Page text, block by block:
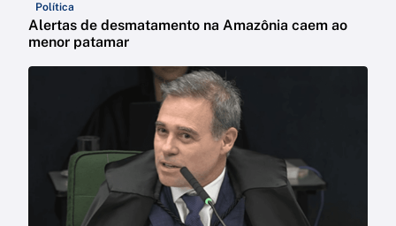
Política
Alertas de desmatamento na Amazônia caem ao
menor patamar